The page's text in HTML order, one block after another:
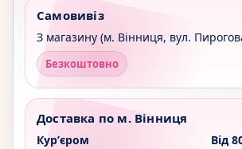
Самовивіз
З магазину (м. Вінниця, вул.
Безкоштовно
Доставка по м. Вінниця
Курʼєром Від